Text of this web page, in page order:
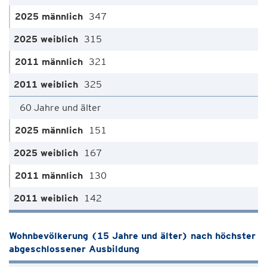
347
315
321
325
60 Jahre und älter
151
167
130
142
Wohnbevölkerung (15 Jahre und älter) nach höchster
abgeschlossener Ausbildung